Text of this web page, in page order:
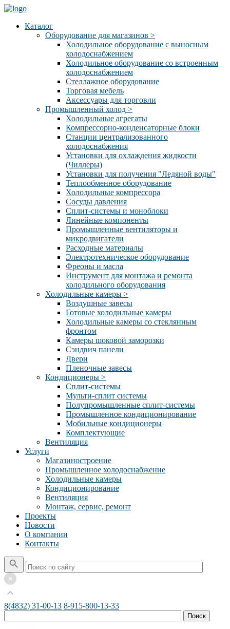
Каталог
Оборудование для магазинов >
Холодильное оборудование с выносным
холодоснабжением
Холодильное оборудование со встроенным
холодоснабжением
Стеллажное оборудование
Торговая мебель
Аксессуары для торговли
Промышленный холод >
Холодильные агрегаты
Компрессорно-конденсаторные блоки
Станции централизованного
холодоснабжения
Установки для охлаждения жидкости
(Чиллеры)
Установки для получения "Ледяной воды"
Теплообменное оборудование
Холодильные компрессора
Сосуды давления
Cплит-системы и моноблоки
Линейные компоненты
Промышленные вентиляторы и
микродвигатели
Расходные материалы
Электротехническое оборудование
Фреоны и масла
Инструмент для монтажа и ремонта
холодильного оборудования
Холодильные камеры >
Воздушные завесы
Готовые холодильные камеры
Холодильные камеры со стеклянным
фронтом
Камеры шоковой заморозки
Сэндвич панели
Двери
Пленочные завесы
Кондиционеры >
Сплит-системы
Мульти-сплит системы
Полупромышленные сплит-системы
Промышленное кондиционирование
Мобильные кондиционеры
Комплектующие
Вентиляция
Услуги
Магазиностроение
Промышленное холодоснабжение
Холодильные камеры
Кондиционирование
Вентиляция
Монтаж, сервис, ремонт
Проекты
Новости
О компании
Контакты
8(4832) 31-00-13 8-915-800-13-33